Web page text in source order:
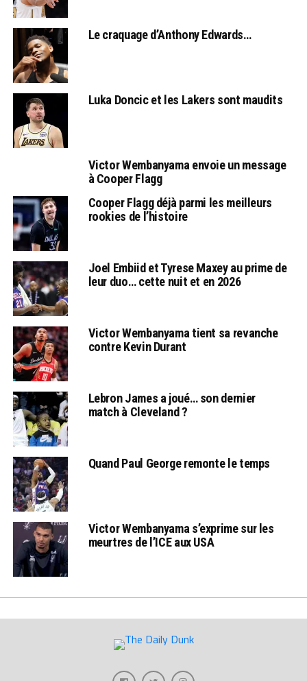
Le craquage d’Anthony Edwards…
Luka Doncic et les Lakers sont maudits
Victor Wembanyama envoie un message
à Cooper Flagg
Cooper Flagg déjà parmi les meilleurs
rookies de l’histoire
Joel Embiid et Tyrese Maxey au prime de
leur duo… cette nuit et en 2026
Victor Wembanyama tient sa revanche
contre Kevin Durant
Lebron James a joué… son dernier
match à Cleveland ?
Quand Paul George remonte le temps
Victor Wembanyama s’exprime sur les
meurtres de l’ICE aux USA